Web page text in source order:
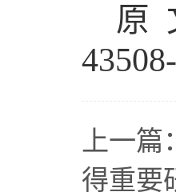
原
上一篇
得重要